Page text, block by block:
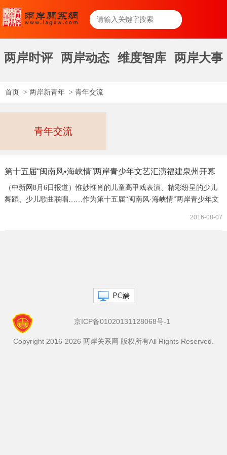
两岸时评 两岸动态 维度智库 两岸大事
首页 > 两岸新青年 > 青年交流
青年交流
第十五届“闽南风•海峡情”两岸青少年文艺汇演福建泉州开幕
（中新网8月6日报道）惟妙惟肖的儿童高甲戏表演、精彩纷呈的少儿
舞蹈、少儿歌曲联唱……作为第十五届“闽南风·海峡情”两岸青少年文
2016-08-07
京ICP备01020131128068号-1
Copyright 2016-2026 两岸关系网 版权所有All Rights Reserved.